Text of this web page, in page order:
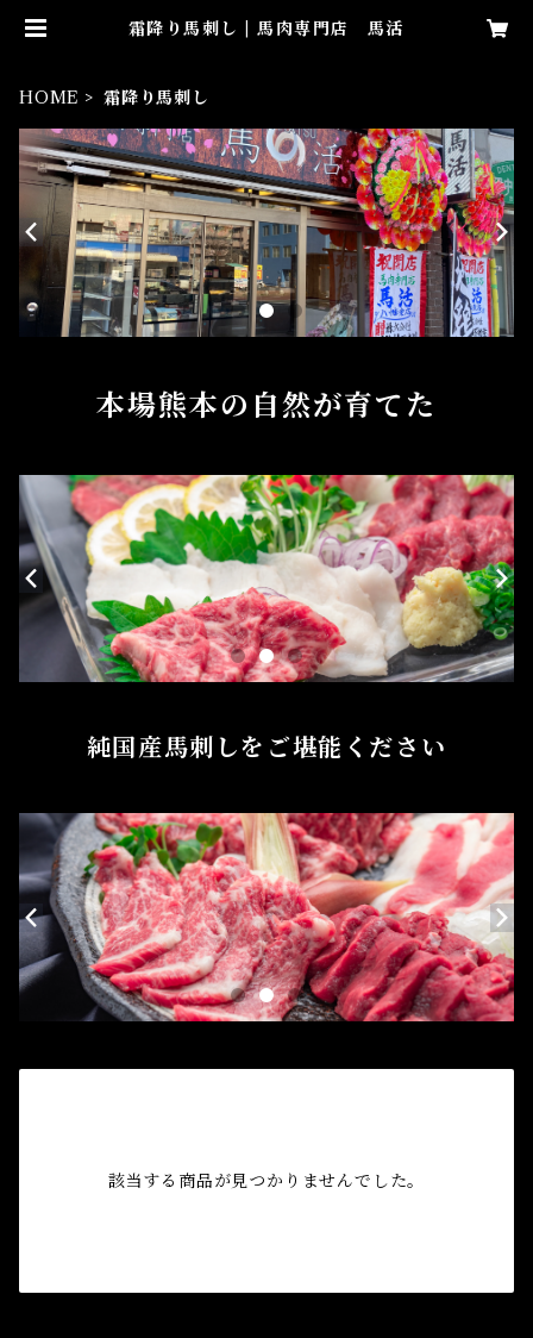
霜降り馬刺し | 馬肉専門店 馬活
HOME 霜降り馬刺し
本場熊本の自然が育てた
純国産馬刺しをご堪能ください
該当する商品が見つかりませんでした。